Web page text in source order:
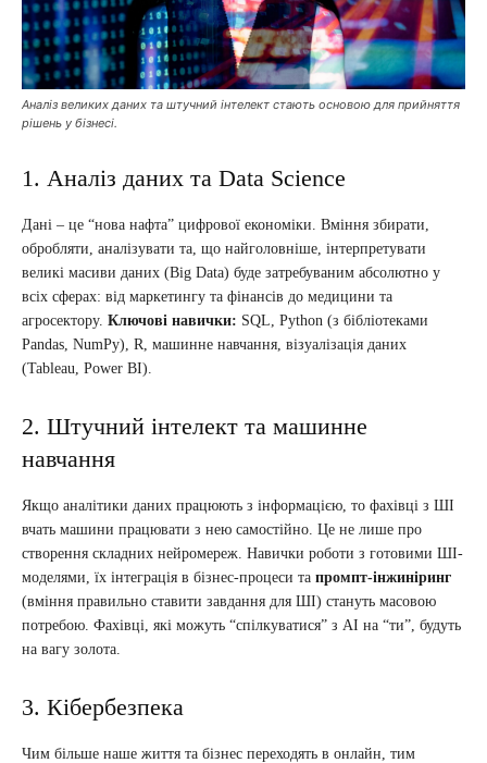
Аналіз великих даних та штучний інтелект стають основою для прийняття
рішень у бізнесі.
1. Аналіз даних та Data Science
Дані – це “нова нафта” цифрової економіки. Вміння збирати,
обробляти, аналізувати та, що найголовніше, інтерпретувати
великі масиви даних (Big Data) буде затребуваним абсолютно у
всіх сферах: від маркетингу та фінансів до медицини та
агросектору. Ключові навички: SQL, Python (з бібліотеками
Pandas, NumPy), R, машинне навчання, візуалізація даних
(Tableau, Power BI).
2. Штучний інтелект та машинне
навчання
Якщо аналітики даних працюють з інформацією, то фахівці з ШІ
вчать машини працювати з нею самостійно. Це не лише про
створення складних нейромереж. Навички роботи з готовими ШІ-
моделями, їх інтеграція в бізнес-процеси та промпт-інжиніринг
(вміння правильно ставити завдання для ШІ) стануть масовою
потребою. Фахівці, які можуть “спілкуватися” з AI на “ти”, будуть
на вагу золота.
3. Кібербезпека
Чим більше наше життя та бізнес переходять в онлайн, тим